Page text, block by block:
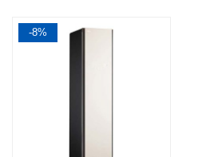
-8%